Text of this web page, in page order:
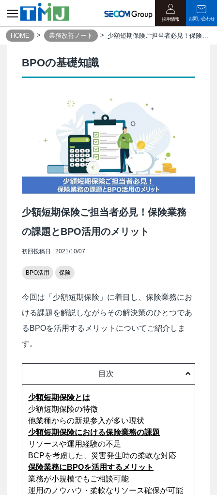
採用情報 お問い合わせ
HOME 業務改善ノート 少額短期保険ご担当者必見！保険業務の課題とBPO活用のメリット｜業務改善ノート
BPOの基礎知識
BPO活用 保険
初回投稿日 : 2021/10/07
少額短期保険ご担当者必見！保険業務
の課題とBPO活用のメリット
今回は「少額短期保険」に着目し、保険業務にお
ける課題を解説しながらその解決策のひとつであ
るBPOを活用するメリットについてご紹介しま
す。
目次
少額短期保険とは
少額短期保険の特徴
他業種からの新規参入が多い現状
少額短期保険における保険業務の課題
リソースや運用経験の不足
BCPを考慮した、災害発生時の柔軟な対応
保険業務にBPOを活用するメリット
業務が小規模でもご相談可能
運用のノウハウ・柔軟なリソース確保が可能